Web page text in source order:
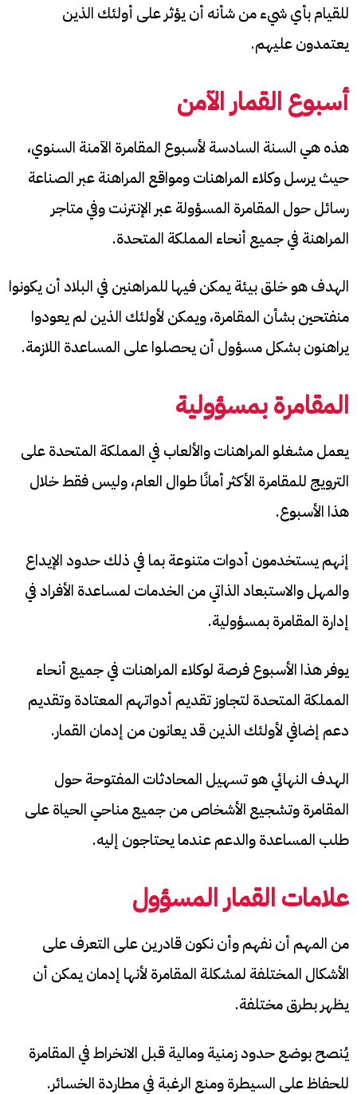
للقيام بأي شيء من شأنه أن يؤثر على أولئك الذين
يعتمدون عليهم.
أسبوع القمار الآمن
هذه هي السنة السادسة لأسبوع المقامرة الآمنة السنوي،
حيث يرسل وكلاء المراهنات ومواقع المراهنة عبر الصناعة
رسائل حول المقامرة المسؤولة عبر الإنترنت وفي متاجر
المراهنة في جميع أنحاء المملكة المتحدة.
الهدف هو خلق بيئة يمكن فيها للمراهنين في البلاد أن يكونوا
منفتحين بشأن المقامرة، ويمكن لأولئك الذين لم يعودوا
يراهنون بشكل مسؤول أن يحصلوا على المساعدة اللازمة.
المقامرة بمسؤولية
يعمل مشغلو المراهنات والألعاب في المملكة المتحدة على
الترويج للمقامرة الأكثر أمانًا طوال العام، وليس فقط خلال
هذا الأسبوع.
إنهم يستخدمون أدوات متنوعة بما في ذلك حدود الإيداع
والمهل والاستبعاد الذاتي من الخدمات لمساعدة الأفراد في
إدارة المقامرة بمسؤولية.
يوفر هذا الأسبوع فرصة لوكلاء المراهنات في جميع أنحاء
المملكة المتحدة لتجاوز تقديم أدواتهم المعتادة وتقديم
دعم إضافي لأولئك الذين قد يعانون من إدمان القمار.
الهدف النهائي هو تسهيل المحادثات المفتوحة حول
المقامرة وتشجيع الأشخاص من جميع مناحي الحياة على
طلب المساعدة والدعم عندما يحتاجون إليه.
علامات القمار المسؤول
من المهم أن نفهم وأن نكون قادرين على التعرف على
الأشكال المختلفة لمشكلة المقامرة لأنها إدمان يمكن أن
يظهر بطرق مختلفة.
يُنصح بوضع حدود زمنية ومالية قبل الانخراط في المقامرة
للحفاظ على السيطرة ومنع الرغبة في مطاردة الخسائر.